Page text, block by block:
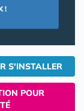
!
S'INSTALLER
POUR